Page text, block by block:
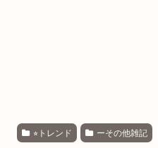
⭐︎トレンド ーその他雑記